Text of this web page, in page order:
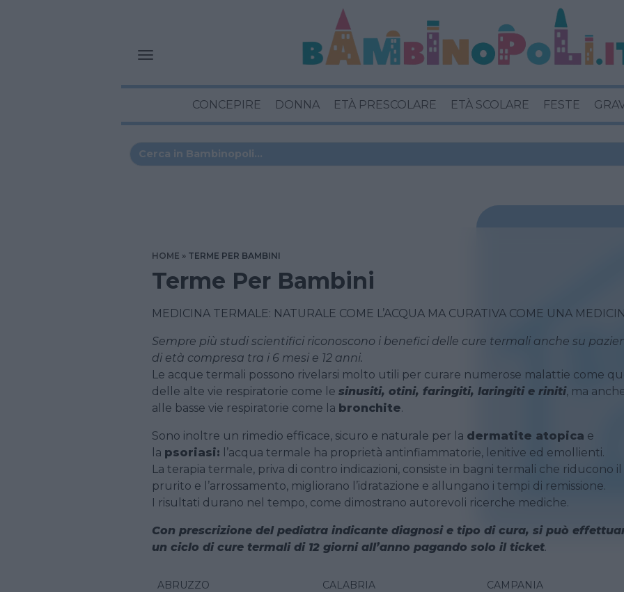
CONCEPIRE DONNA ETÀ PRESCOLARE ETÀ SCOLARE FESTE
HOME TERME PER BAMBINI
Terme Per Bambini
MEDICINA TERMALE: NATURALE COME L’ACQUA MA CURATIVA COME UNA
Sempre più studi scientifici riconoscono i benefici delle cure termali anche su
di età compresa tra i 6 mesi e 12 anni.
Le acque termali possono rivelarsi molto utili per curare numerose malattie come
delle alte vie respiratorie come le sinusiti, otini, faringiti, laringiti e riniti, ma
alle basse vie respiratorie come la bronchite.
Sono inoltre un rimedio efficace, sicuro e naturale per la dermatite atopica e
la psoriasi: l’acqua termale ha proprietà antinfiammatorie, lenitive ed emollienti.
La terapia termale, priva di contro indicazioni, consiste in bagni termali che riducono il
prurito e l’arrossamento, migliorano l’idratazione e allungano i tempi di remissione.
I risultati durano nel tempo, come dimostrano autorevoli ricerche mediche.
Con prescrizione del pediatra indicante diagnosi e tipo di cura, si può
un ciclo di cure termali di 12 giorni all’anno pagando solo il ticket.
ABRUZZO CALABRIA CAMPANIA